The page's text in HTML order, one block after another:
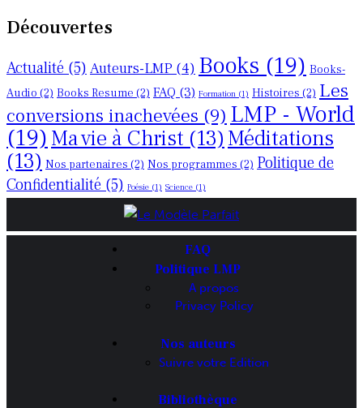
Découvertes
Actualité (5) Auteurs-LMP (4) Books (19) Books-
Audio (2) Books Resume (2) FAQ (3) Formation (1) Histoires (2) Les
conversions inachevées (9) LMP - World
(19) Ma vie à Christ (13) Méditations
(13) Nos partenaires (2) Nos programmes (2) Politique de
Confidentialité (5) Poésie (1) Science (1)
FAQ
Politique LMP
A propos
Privacy Policy
Nos auteurs
Suivre votre Edition
Bibliothèque